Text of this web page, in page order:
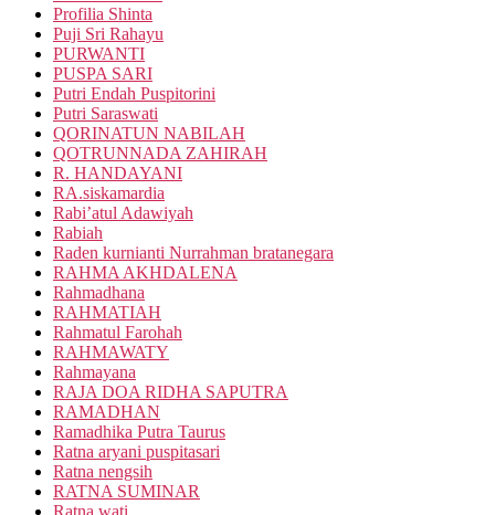
Profilia Shinta
Puji Sri Rahayu
PURWANTI
PUSPA SARI
Putri Endah Puspitorini
Putri Saraswati
QORINATUN NABILAH
QOTRUNNADA ZAHIRAH
R. HANDAYANI
RA.siskamardia
Rabi’atul Adawiyah
Rabiah
Raden kurnianti Nurrahman bratanegara
RAHMA AKHDALENA
Rahmadhana
RAHMATIAH
Rahmatul Farohah
RAHMAWATY
Rahmayana
RAJA DOA RIDHA SAPUTRA
RAMADHAN
Ramadhika Putra Taurus
Ratna aryani puspitasari
Ratna nengsih
RATNA SUMINAR
Ratna wati